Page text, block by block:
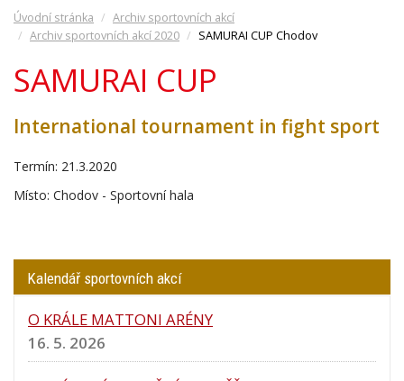
Úvodní stránka
Archiv sportovních akcí
Archiv sportovních akcí 2020
SAMURAI CUP Chodov
SAMURAI CUP
International tournament in fight sport
Termín: 21.3.2020
Místo: Chodov - Sportovní hala
Kalendář sportovních akcí
O KRÁLE MATTONI ARÉNY
16. 5. 2026